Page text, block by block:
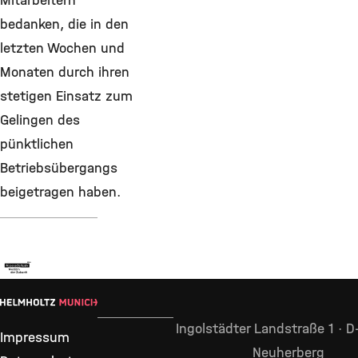
bedanken, die in den
letzten Wochen und
Monaten durch ihren
stetigen Einsatz zum
Gelingen des
pünktlichen
Betriebsübergangs
beigetragen haben.
Impressum
Ingolstädter Landstraße 1 ·
Neuherberg